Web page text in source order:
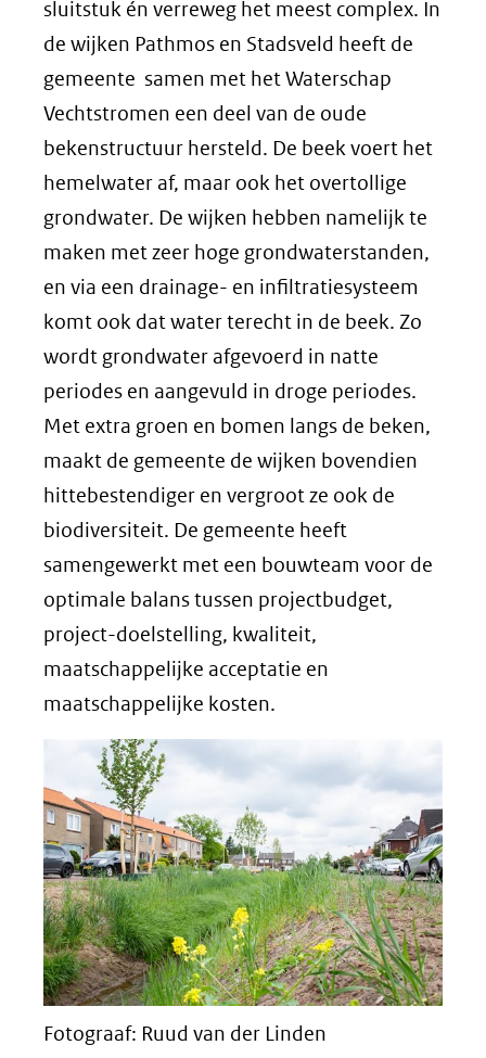
sluitstuk én verreweg het meest complex. In
de wijken Pathmos en Stadsveld heeft de
gemeente samen met het Waterschap
Vechtstromen een deel van de oude
bekenstructuur hersteld. De beek voert het
hemelwater af, maar ook het overtollige
grondwater. De wijken hebben namelijk te
maken met zeer hoge grondwaterstanden,
en via een drainage- en infiltratiesysteem
komt ook dat water terecht in de beek. Zo
wordt grondwater afgevoerd in natte
periodes en aangevuld in droge periodes.
Met extra groen en bomen langs de beken,
maakt de gemeente de wijken bovendien
hittebestendiger en vergroot ze ook de
biodiversiteit. De gemeente heeft
samengewerkt met een bouwteam voor de
optimale balans tussen projectbudget,
project-doelstelling, kwaliteit,
maatschappelijke acceptatie en
maatschappelijke kosten.
Fotograaf: Ruud van der Linden